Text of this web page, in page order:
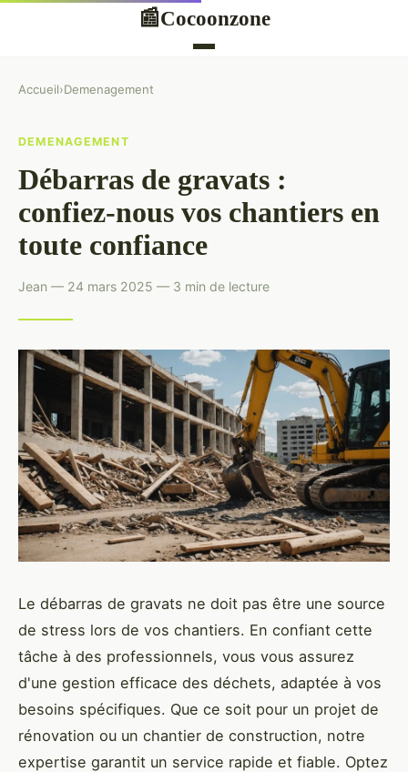
📰Cocoonzone
Accueil›Demenagement
DEMENAGEMENT
Débarras de gravats :
confiez-nous vos chantiers en
toute confiance
Jean — 24 mars 2025 — 3 min de lecture
Le débarras de gravats ne doit pas être une source
de stress lors de vos chantiers. En confiant cette
tâche à des professionnels, vous vous assurez
d'une gestion efficace des déchets, adaptée à vos
besoins spécifiques. Que ce soit pour un projet de
rénovation ou un chantier de construction, notre
expertise garantit un service rapide et fiable. Optez